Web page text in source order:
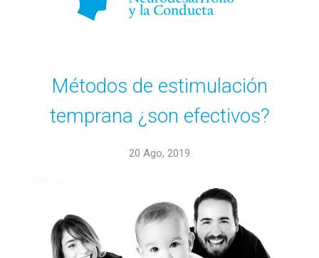
Métodos de estimulación
temprana ¿son efectivos?
20 Ago, 2019